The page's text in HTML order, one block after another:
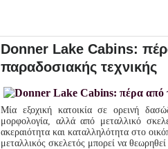
Donner Lake Cabins:
παραδοσιακής τεχνικής
Μία εξοχική κατοικία σε ορεινή
μορφολογία, αλλά από μεταλλικό
ακεραιότητα και καταλληλότητα στο
μεταλλικός σκελετός μπορεί να